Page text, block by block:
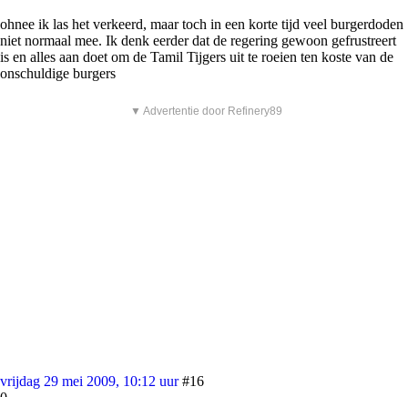
ohnee ik las het verkeerd, maar toch in een korte tijd veel burgerdoden
niet normaal mee. Ik denk eerder dat de regering gewoon gefrustreert
is en alles aan doet om de Tamil Tijgers uit te roeien ten koste van de
onschuldige burgers
▼ Advertentie door Refinery89
vrijdag 29 mei 2009, 10:12 uur #16